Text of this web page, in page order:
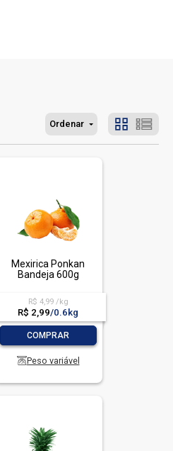
Ordenar
Mexirica Ponkan
Bandeja 600g
R$ 4,99 /kg
R$ 2,99/0.6kg
COMPRAR
Peso variável